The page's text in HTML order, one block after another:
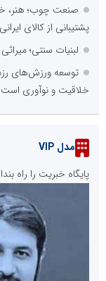
صنعت چوب؛ هنر،
پشتیبانی از کالای
لبنیات سنتی؛
توسعه ورزش‌های
خلاقیت و نوآوری است
مدل VIP
پایگاه خبریت را راه